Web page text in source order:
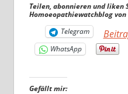
Teilen, abonnieren und liken
Homoeopathiewatchblog von
Telegram
WhatsApp
Gefällt mir: